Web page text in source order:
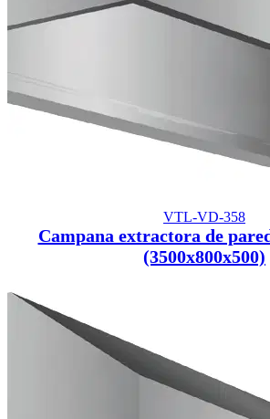
VTL-VD-358
Campana extractora de
(3500x800x500)